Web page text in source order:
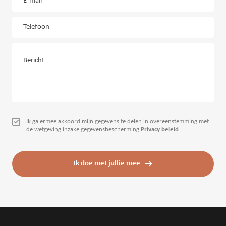
Telefoon
Bericht
Ik ga ermee akkoord mijn gegevens te delen in overeenstemming met
de wetgeving inzake gegevensbescherming Privacy beleid
Ik doe met jullie mee